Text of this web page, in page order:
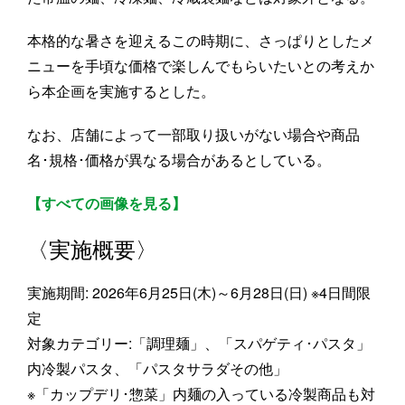
本格的な暑さを迎えるこの時期に、さっぱりとしたメ
ニューを手頃な価格で楽しんでもらいたいとの考えか
ら本企画を実施するとした。
なお、店舗によって一部取り扱いがない場合や商品
名･規格･価格が異なる場合があるとしている。
【すべての画像を見る】
〈実施概要〉
実施期間: 2026年6月25日(木)～6月28日(日) ※4日間限
定
対象カテゴリー:「調理麺」、「スパゲティ･パスタ」
内冷製パスタ、「パスタサラダその他」
※「カップデリ･惣菜」内麺の入っている冷製商品も対